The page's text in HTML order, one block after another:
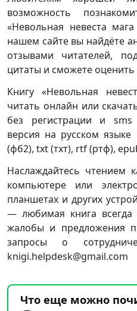
возможность
«Невольная невеста
нашем сайте вы найдёте
отзывами читателей,
цитаты и сможете оценить
Книгу «Невольная
читать онлайн или
без регистрации и
версия на русском
(фб2), txt (тхт), rtf (ртф),
Наслаждайтесь чтением
компьютере или
планшетах и других
— любимая книга всегда
жалобы и предложения
запросы о
knigi.helpdesk@gmail.com
Что еще можно